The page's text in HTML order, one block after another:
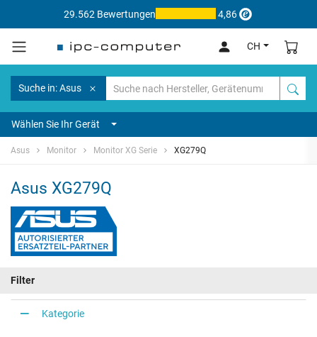
29.562 Bewertungen 4,86
CH
Suche in: Asus
Wählen Sie Ihr Gerät
Asus Monitor Monitor XG Serie XG279Q
Asus XG279Q
Filter
Kategorie